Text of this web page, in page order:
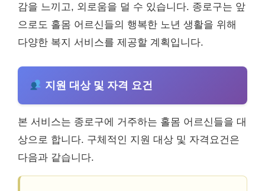
감을 느끼고, 외로움을 덜 수 있습니다. 종로구는 앞
으로도 홀몸 어르신들의 행복한 노년 생활을 위해
다양한 복지 서비스를 제공할 계획입니다.
지원 대상 및 자격 요건
본 서비스는 종로구에 거주하는 홀몸 어르신들을 대
상으로 합니다. 구체적인 지원 대상 및 자격요건은
다음과 같습니다.